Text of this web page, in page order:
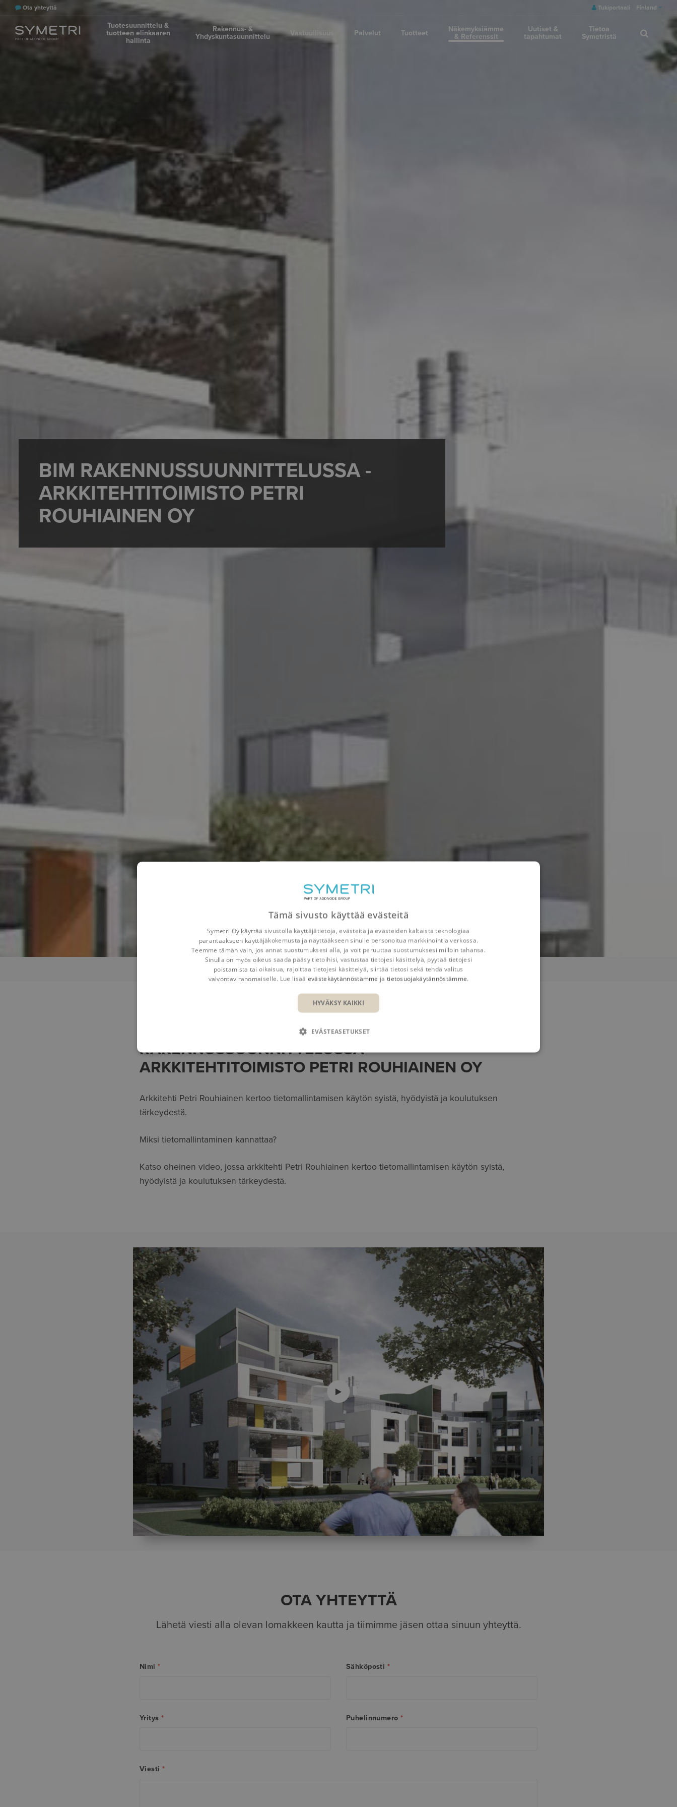
Ota yhteyttä Tukiportaali Finland
Tuotesuunnittelu &
tuotteen elinkaaren
hallinta
Rakennus- &
Yhdyskuntasuunnittelu
Vastuullisuus Palvelut Tuotteet
Näkemyksiämme
& Referenssit
Uutiset &
tapahtumat
Tietoa
Symetristä
BIM RAKENNUSSUUNNITTELUSSA -
ARKKITEHTITOIMISTO PETRI
ROUHIAINEN OY
Referenssit Architectural Company Petri Rouhiainen
TIETOMALLINTAMINEN
RAKENNUSSUUNNITTELUSSA –
ARKKITEHTITOIMISTO PETRI ROUHIAINEN OY
Arkkitehti Petri Rouhiainen kertoo tietomallintamisen käytön syistä, hyödyistä ja koulutuksen
tärkeydestä.
Miksi tietomallintaminen kannattaa?
Katso oheinen video, jossa arkkitehti Petri Rouhiainen kertoo tietomallintamisen käytön syistä,
hyödyistä ja koulutuksen tärkeydestä.
OTA YHTEYTTÄ
Lähetä viesti alla olevan lomakkeen kautta ja tiimimme jäsen ottaa sinuun yhteyttä.
Nimi* Sähköposti *
Yritys* Puhelinnumero*
Viesti*
Tämä sivusto käyttää evästeitä
Symetri Oy käyttää sivustolla käyttäjätietoja, evästeitä ja evästeiden kaltaista teknologiaa
parantaakseen käyttäjäkokemusta ja näyttääkseen sinulle personoitua markkinointia verkossa.
Teemme tämän vain, jos annat suostumuksesi alla, ja voit peruuttaa suostumuksesi milloin tahansa.
Sinulla on myös oikeus saada pääsy tietoihisi, vastustaa tietojesi käsittelyä, pyytää tietojesi
poistamista tai oikaisua, rajoittaa tietojesi käsittelyä, siirtää tietosi sekä tehdä valitus
valvontaviranomaiselle. Lue lisää evästekäytännöstämme ja tietosuojakäytännöstämme.
HYVÄKSY KAIKKI
EVÄSTEASETUKSET